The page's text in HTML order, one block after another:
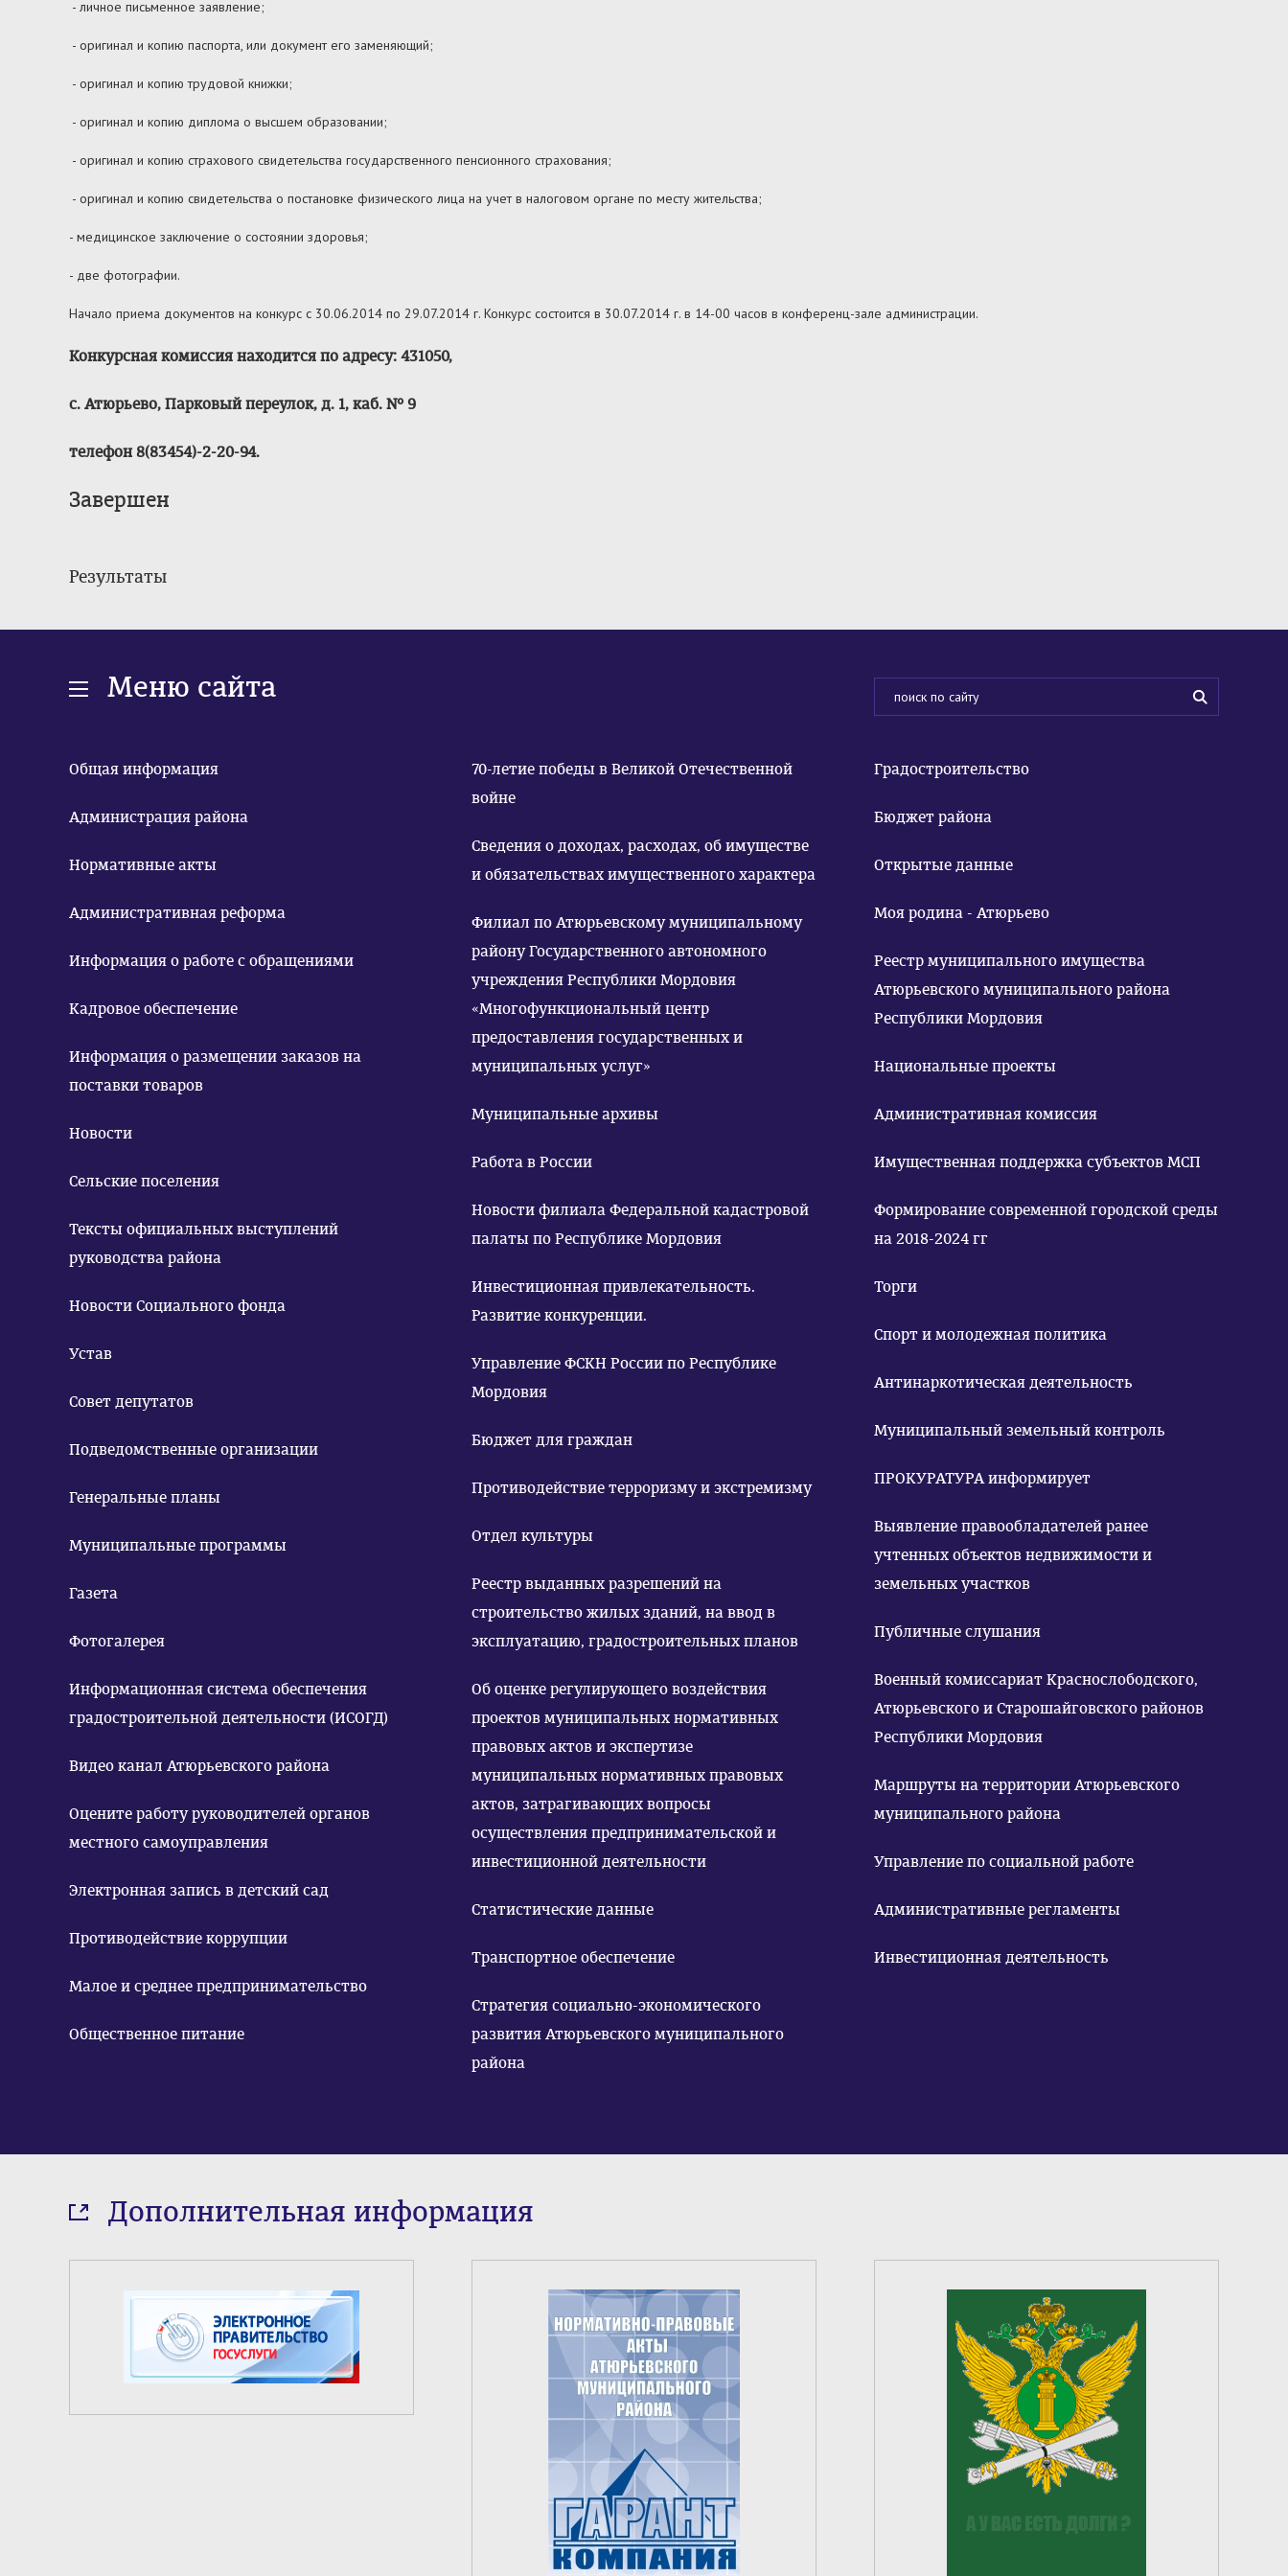
- личное письменное заявление;
- оригинал и копию паспорта, или документ его заменяющий;
- оригинал и копию трудовой книжки;
- оригинал и копию диплома о высшем образовании;
- оригинал и копию страхового свидетельства государственного пенсионного страхования;
- оригинал и копию свидетельства о постановке физического лица на учет в налоговом органе по месту жительства;
- медицинское заключение о состоянии здоровья;
- две фотографии.
Начало приема документов на конкурс с 30.06.2014 по 29.07.2014 г. Конкурс состоится в 30.07.2014 г. в 14-00 часов в конференц-зале администрации.
Конкурсная комиссия находится по адресу: 431050,
с. Атюрьево, Парковый переулок, д. 1, каб. № 9
телефон 8(83454)-2-20-94.
Завершен
Результаты
Меню сайта
Общая информация
Администрация района
Нормативные акты
Административная реформа
Информация о работе с обращениями
Кадровое обеспечение
Информация о размещении заказов на
поставки товаров
Новости
Сельские поселения
Тексты официальных выступлений
руководства района
Новости Социального фонда
Устав
Совет депутатов
Подведомственные организации
Генеральные планы
Муниципальные программы
Газета
Фотогалерея
Информационная система обеспечения
градостроительной деятельности (ИСОГД)
Видео канал Атюрьевского района
Оцените работу руководителей органов
местного самоуправления
Электронная запись в детский сад
Противодействие коррупции
Малое и среднее предпринимательство
Общественное питание
70-летие победы в Великой Отечественной
войне
Сведения о доходах, расходах, об имуществе
и обязательствах имущественного характера
Филиал по Атюрьевскому муниципальному
району Государственного автономного
учреждения Республики Мордовия
«Многофункциональный центр
предоставления государственных и
муниципальных услуг»
Муниципальные архивы
Работа в России
Новости филиала Федеральной кадастровой
палаты по Республике Мордовия
Инвестиционная привлекательность.
Развитие конкуренции.
Управление ФСКН России по Республике
Мордовия
Бюджет для граждан
Противодействие терроризму и экстремизму
Отдел культуры
Реестр выданных разрешений на
строительство жилых зданий, на ввод в
эксплуатацию, градостроительных планов
Об оценке регулирующего воздействия
проектов муниципальных нормативных
правовых актов и экспертизе
муниципальных нормативных правовых
актов, затрагивающих вопросы
осуществления предпринимательской и
инвестиционной деятельности
Статистические данные
Транспортное обеспечение
Стратегия социально-экономического
развития Атюрьевского муниципального
района
Градостроительство
Бюджет района
Открытые данные
Моя родина - Атюрьево
Реестр муниципального имущества
Атюрьевского муниципального района
Республики Мордовия
Национальные проекты
Административная комиссия
Имущественная поддержка субъектов МСП
Формирование современной городской среды
на 2018-2024 гг
Торги
Спорт и молодежная политика
Антинаркотическая деятельность
Муниципальный земельный контроль
ПРОКУРАТУРА информирует
Выявление правообладателей ранее
учтенных объектов недвижимости и
земельных участков
Публичные слушания
Военный комиссариат Краснослободского,
Атюрьевского и Старошайговского районов
Республики Мордовия
Маршруты на территории Атюрьевского
муниципального района
Управление по социальной работе
Административные регламенты
Инвестиционная деятельность
Дополнительная информация